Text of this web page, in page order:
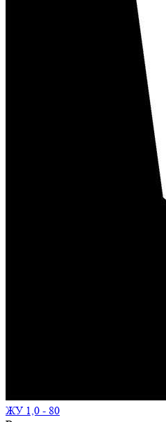
ЖУ 1,0 - 80